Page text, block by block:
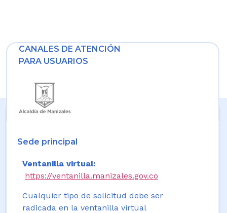
CANALES DE ATENCIÓN
PARA USUARIOS
Sede principal
Ventanilla virtual:
https://ventanilla.manizales.gov.co
Cualquier tipo de solicitud debe ser
radicada en la ventanilla virtual